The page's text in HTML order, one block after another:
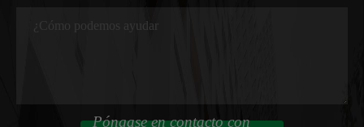
Póngase en contacto con